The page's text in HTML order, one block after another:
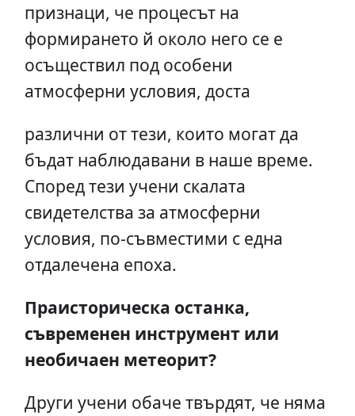
признаци, че процесът на
формирането й около него се е
осъществил под особени
атмосферни условия, доста
различни от тези, които могат да
бъдат наблюдавани в наше време.
Според тези учени скалата
свидетелства за атмосферни
условия, по-съвместими с една
отдалечена епоха.
Праисторическа останка,
съвременен инструмент или
необичаен метеорит?
Други учени обаче твърдят, че няма